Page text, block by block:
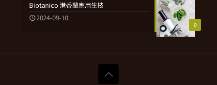
0
Biotanico 港香蘭應用生技
2024-09-10